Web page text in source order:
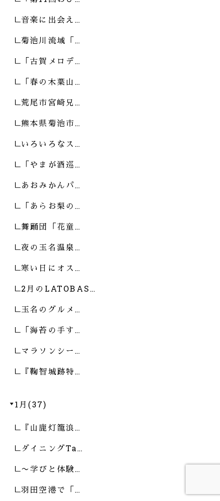
音楽に出会え…
菊池川流域「…
「古賀メロデ…
「春の木葉山…
荒尾市宮崎兄…
熊本県菊池市…
いろいろなス…
「やまが酒巡…
あおみかんパ…
「あらお梨の…
舞踊団「花童…
夜の玉名温泉…
寒い日にオス…
2月のLATOBAS…
玉名のグルメ…
「海苔の手す…
マラソンシー…
『鞠智城跡特…
1月(37)
『山鹿灯籠浪…
ダイニングTa…
〜学びと体験…
羽田空港で「…